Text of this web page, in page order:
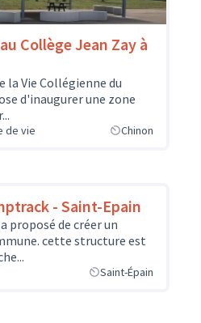
Collège Jean Zay à
la Vie Collégienne du
d'inaugurer une zone
de vie Chinon
- Saint-Epain
proposé de créer un
cette structure est
Saint-Épain